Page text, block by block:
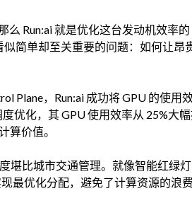
么 Run:ai 就是优化这台发动机效率
简单却至关重要的问题：如何让昂
Plane，Run:ai 成功将 GPU 的使用
优化，其 GPU 使用效率从 25%大
算价值。
堪比城市交通管理。就像智能红绿
最优化分配，避免了计算资源的浪费